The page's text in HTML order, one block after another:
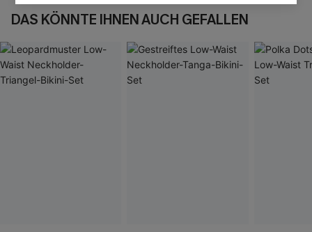
DAS KÖNNTE IHNEN AUCH GEFALLEN